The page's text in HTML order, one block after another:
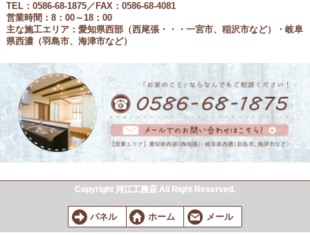
TEL：0586-68-1875／FAX：0586-68-4081
営業時間：8：00～18：00
主な施工エリア：愛知県西部（西尾張・・・一宮市、稲沢市など）・岐阜
県西濃（羽島市、海津市など）
Copyright 河江工務店 All Right Reserved.
パネル ホーム メール